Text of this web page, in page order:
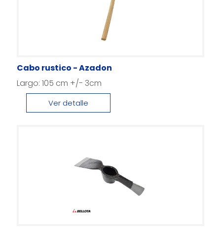
Cabo rustico - Azadon
Largo: 105 cm +/- 3cm
Ver detalle